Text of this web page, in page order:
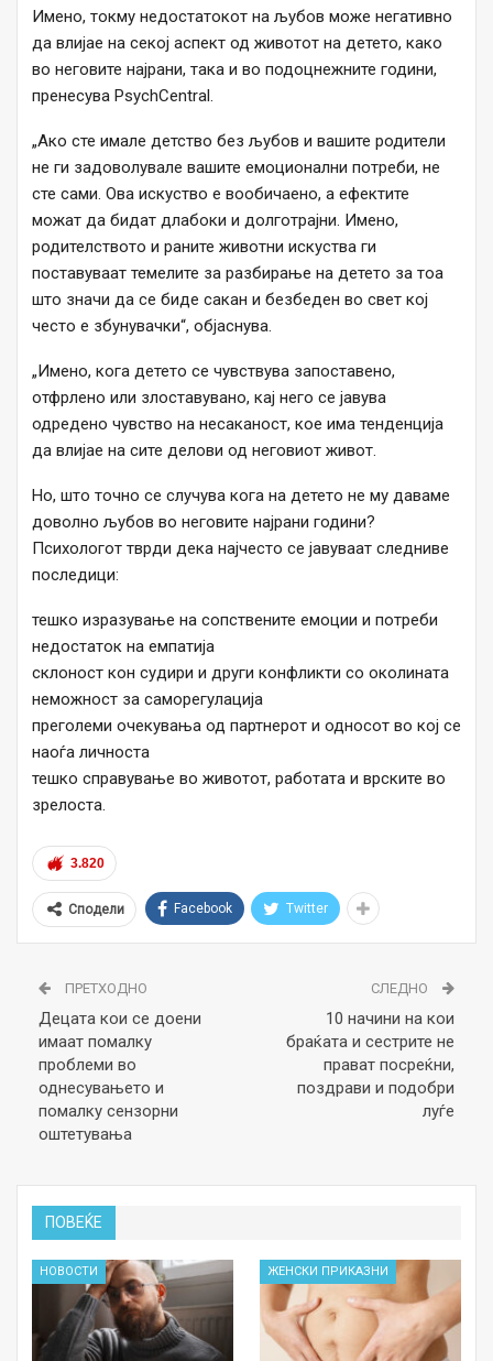
Имено, токму недостатокот на љубов може негативно
да влијае на секој аспект од животот на детето, како
во неговите најрани, така и во подоцнежните години,
пренесува PsychCentral.
„Ако сте имале детство без љубов и вашите родители
не ги задоволувале вашите емоционални потреби, не
сте сами. Ова искуство е вообичаено, а ефектите
можат да бидат длабоки и долготрајни. Имено,
родителството и раните животни искуства ги
поставуваат темелите за разбирање на детето за тоа
што значи да се биде сакан и безбеден во свет кој
често е збунувачки“, објаснува.
„Имено, кога детето се чувствува запоставено,
отфрлено или злоставувано, кај него се јавува
одредено чувство на несаканост, кое има тенденција
да влијае на сите делови од неговиот живот.
Но, што точно се случува кога на детето не му даваме
доволно љубов во неговите најрани години?
Психологот тврди дека најчесто се јавуваат следниве
последици:
тешко изразување на сопствените емоции и потреби
недостаток на емпатија
склоност кон судири и други конфликти со околината
неможност за саморегулација
преголеми очекувања од партнерот и односот во кој се
наоѓа личноста
тешко справување во животот, работата и врските во
зрелоста.
3.820
Сподели Facebook Twitter
ПРЕТХОДНО
Децата кои се доени
имаат помалку
проблеми во
однесувањето и
помалку сензорни
оштетувања
СЛЕДНО
10 начини на кои
браќата и сестрите не
прават посреќни,
поздрави и подобри
луѓе
ПОВЕЌЕ
НОВОСТИ ЖЕНСКИ ПРИКАЗНИ